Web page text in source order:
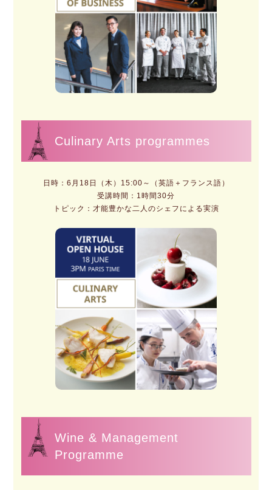
Culinary Arts programmes
日時：6月18日（木）15:00～（英語＋フランス語）
受講時間：1時間30分
トピック：才能豊かな二人のシェフによる実演
Wine & Management
Programme